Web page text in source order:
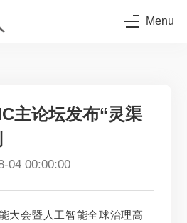
Menu
主论坛发布“灵渠
04 00:00:00
大会暨人工智能全球治理高